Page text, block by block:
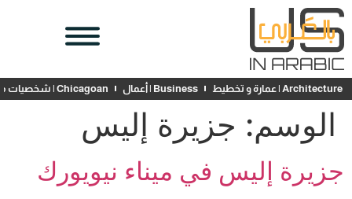
Architecture | عمارة و تخطيط Business | أعمال Chicagoan | شخصيات محلية
الوسم: جزيرة إليس
جزيرة إليس في ميناء نيويورك